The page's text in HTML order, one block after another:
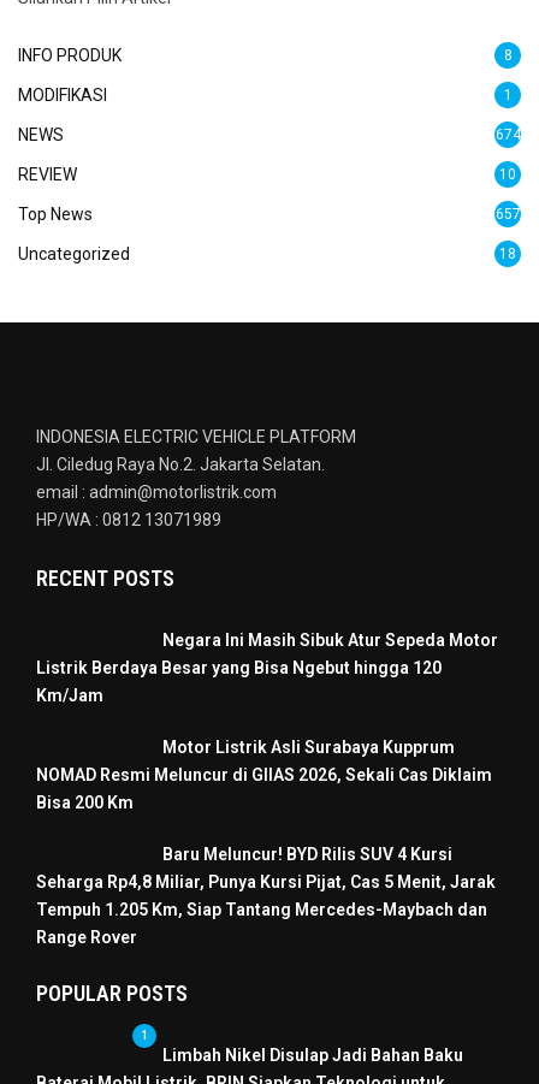
INFO PRODUK 8
MODIFIKASI 1
NEWS 674
REVIEW 10
Top News 657
Uncategorized 18
INDONESIA ELECTRIC VEHICLE PLATFORM
Jl. Ciledug Raya No.2. Jakarta Selatan.
email : admin@motorlistrik.com
HP/WA : 0812 13071989
RECENT POSTS
Negara Ini Masih Sibuk Atur Sepeda Motor
Listrik Berdaya Besar yang Bisa Ngebut hingga 120
Km/Jam
Motor Listrik Asli Surabaya Kupprum
NOMAD Resmi Meluncur di GIIAS 2026, Sekali Cas Diklaim
Bisa 200 Km
Baru Meluncur! BYD Rilis SUV 4 Kursi
Seharga Rp4,8 Miliar, Punya Kursi Pijat, Cas 5 Menit, Jarak
Tempuh 1.205 Km, Siap Tantang Mercedes-Maybach dan
Range Rover
POPULAR POSTS
1
Limbah Nikel Disulap Jadi Bahan Baku